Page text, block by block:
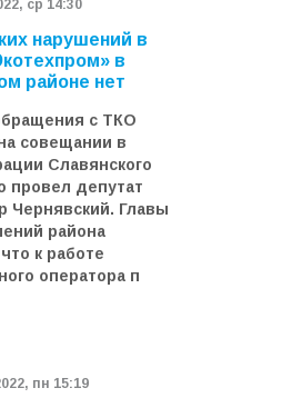
ср 14:30
нарушений в
в
районе нет
с ТКО
совещании в
Славянского
провел депутат
Чернявский. Главы
района
к работе
оператора п
пн 15:19